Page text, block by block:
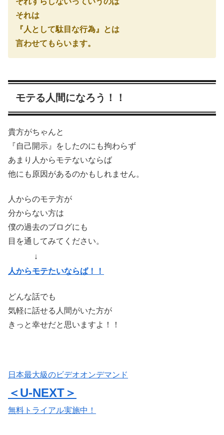
それは
『人として駄目な行為』とは
言わせてもらいます。
モテる人間になろう！！
貴方がちゃんと
『自己開示』をしたのにも拘わらず
あまり人からモテないならば
他にも原因があるのかもしれません。
人からのモテ方が
分からない方は
僕の過去のブログにも
目を通してみてください。
↓
人からモテたいならば！！
どんな話でも
気軽に話せる人間がいた方が
きっと幸せだと思いますよ！！
日本最大級のビデオオンデマンド
＜U-NEXT＞
無料トライアル実施中！